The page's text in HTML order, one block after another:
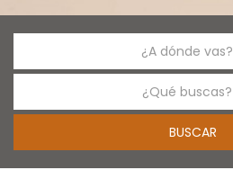
¿A dónde vas?
¿Qué buscas?